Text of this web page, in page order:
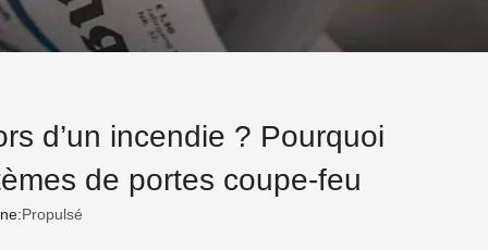
d’un incendie ? Pourquoi
de portes coupe-feu
Propulsé